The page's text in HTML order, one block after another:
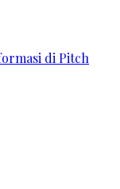
di Pitch